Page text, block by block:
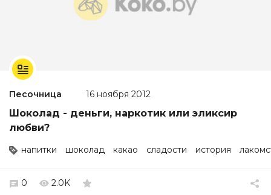
Песочница 16 ноября 2012
Шоколад - деньги, наркотик или эликсир
любви?
напитки шоколад какао сладости история
0 2.0K